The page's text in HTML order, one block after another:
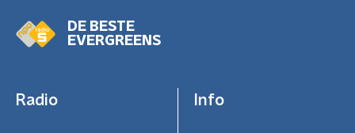
DE BESTE
EVERGREENS
Radio Info